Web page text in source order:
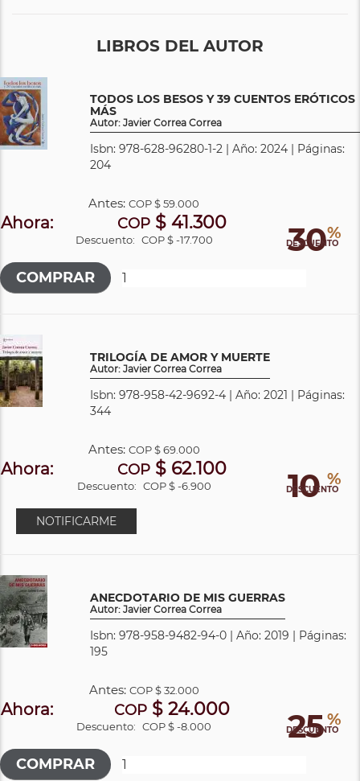
LIBROS DEL AUTOR
TODOS LOS BESOS Y 39 CUENTOS ERÓTICOS
MÁS
Autor: Javier Correa Correa
Isbn: 978-628-96280-1-2 | Año: 2024 | Páginas:
204
30%
DESCUENTO
Antes:COP$ 59.000
Ahora: COP $ 41.300
Descuento: COP $ -17.700
TRILOGÍA DE AMOR Y MUERTE
Autor: Javier Correa Correa
Isbn: 978-958-42-9692-4 | Año: 2021 | Páginas:
344
10 %
DESCUENTO
Antes: COP$ 69.000
Ahora: COP $ 62.100
Descuento: COP $ -6.900
NOTIFICARME
ANECDOTARIO DE MIS GUERRAS
Autor: Javier Correa Correa
Isbn: 978-958-9482-94-0 | Año: 2019 | Páginas:
195
25 %
DESCUENTO
Antes: COP$ 32.000
Ahora: COP $ 24.000
Descuento: COP $ -8.000